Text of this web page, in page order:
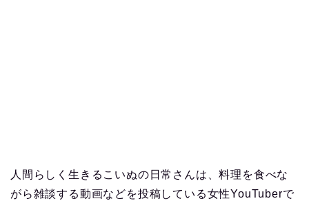
人間らしく生きるこいぬの日常さんは、料理を食べな
がら雑談する動画などを投稿している女性YouTuberで